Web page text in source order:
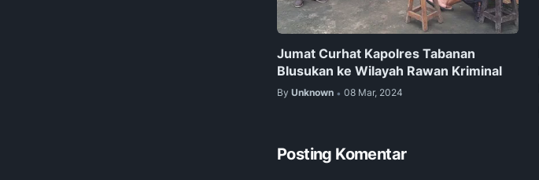
Jumat Curhat Kapolres Tabanan
Blusukan ke Wilayah Rawan Kriminal
By Unknown • 08 Mar, 2024
Posting Komentar